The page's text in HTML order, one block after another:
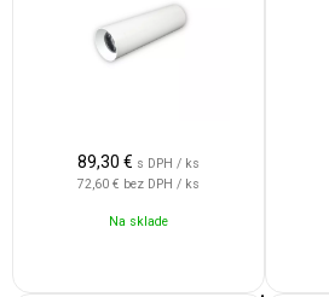
89,30 € s DPH / ks
72,60 € bez DPH / ks
Na sklade